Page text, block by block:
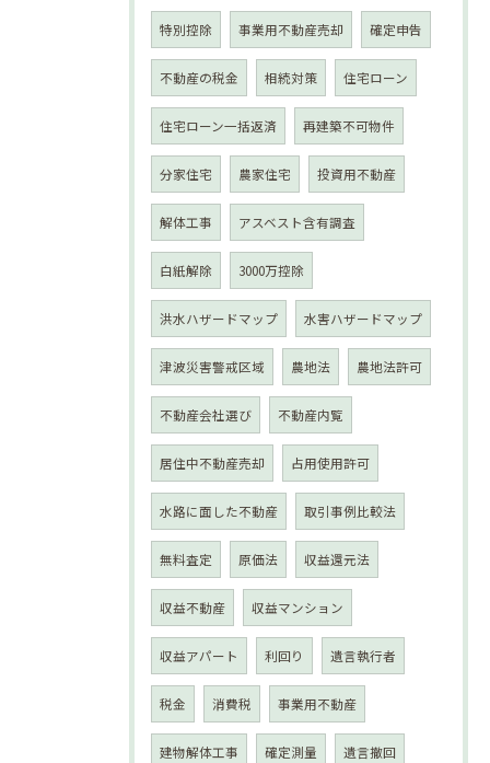
特別控除 事業用不動産売却 確定申告
不動産の税金 相続対策 住宅ローン
住宅ローン一括返済 再建築不可物件
分家住宅 農家住宅 投資用不動産
解体工事 アスベスト含有調査
白紙解除 3000万控除
洪水ハザードマップ 水害ハザードマップ
津波災害警戒区域 農地法 農地法許可
不動産会社選び 不動産内覧
居住中不動産売却 占用使用許可
水路に面した不動産 取引事例比較法
無料査定 原価法 収益還元法
収益不動産 収益マンション
収益アパート 利回り 遺言執行者
税金 消費税 事業用不動産
建物解体工事 確定測量 遺言撤回